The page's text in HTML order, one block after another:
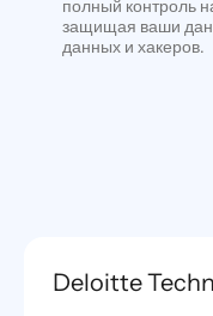
полный контроль
защищая ваши
данных и хакеров.
Deloitte